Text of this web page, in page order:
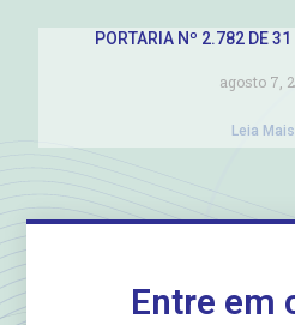
PORTARIA Nº 2.782 DE
agosto 7,
Leia
Entre em